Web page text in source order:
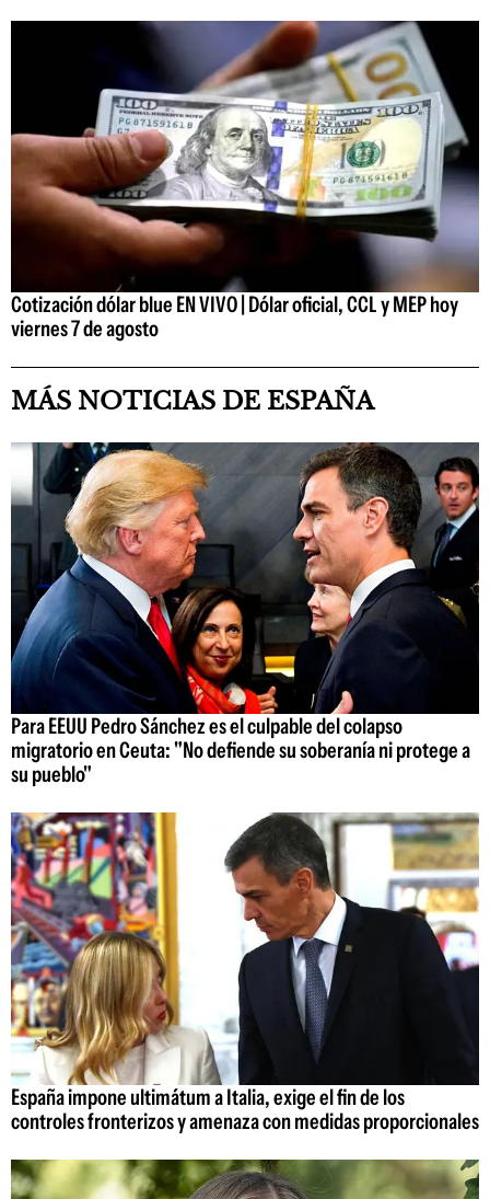
Cotización dólar blue EN VIVO | Dólar oficial, CCL y MEP hoy
viernes 7 de agosto
MÁS NOTICIAS DE ESPAÑA
Para EEUU Pedro Sánchez es el culpable del colapso
migratorio en Ceuta: "No defiende su soberanía ni protege a
su pueblo"
España impone ultimátum a Italia, exige el fin de los
controles fronterizos y amenaza con medidas proporcionales